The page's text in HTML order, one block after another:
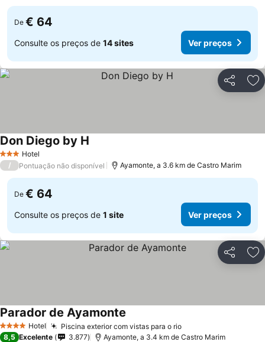
De € 64
Consulte os preços de 14 sites Ver preços
Partilhar
3 EstrelasHotel
Don Diego by H
/ Pontuação não disponível Ayamonte, a 3.6 km de Castro Marim
De € 64
Consulte os preços de 1 site Ver preços
Partilhar
4 EstrelasHotel Piscina exterior com vistas para o rioVer preços
Parador de Ayamonte
8,5 Excelente 3.877 Ayamonte, a 3.4 km de Castro Marim